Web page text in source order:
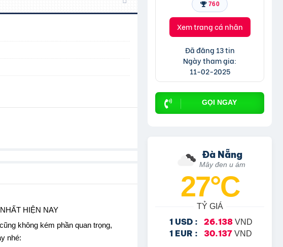
HIỆN NAY
không kém phần quan trọng,
nhé:
760
Xem trang cá nhân
Đã đăng 13 tin
Ngày tham gia:
11-02-2025
GỌI NGAY
Đà Nẵng
Mây đen u ám
27°C
TỶ GIÁ
1 USD : 26.138VND
1 EUR : 30.137 VND